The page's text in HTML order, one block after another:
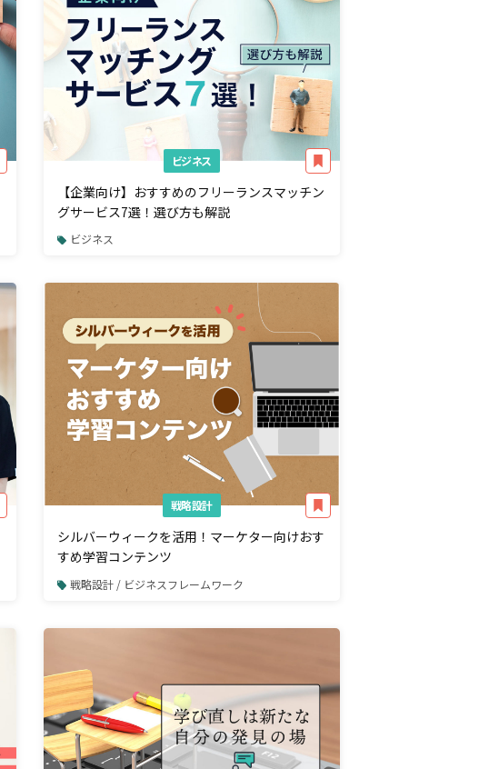
ビジネス
【企業向け】おすすめのフリーランスマッチン
グサービス7選！選び方も解説
ビジネス
戦略設計
シルバーウィークを活用！マーケター向けおす
すめ学習コンテンツ
戦略設計 / ビジネスフレームワーク